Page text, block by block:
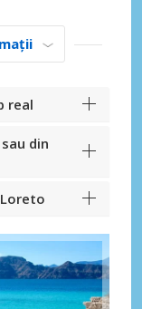
real
din